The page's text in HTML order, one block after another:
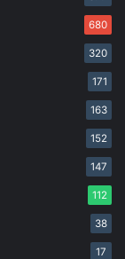
680
320
171
163
152
147
112
38
17